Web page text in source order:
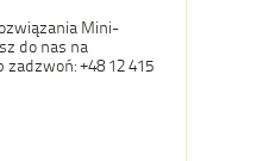
Mini-
do nas na
zadzwoń: +48 12 415